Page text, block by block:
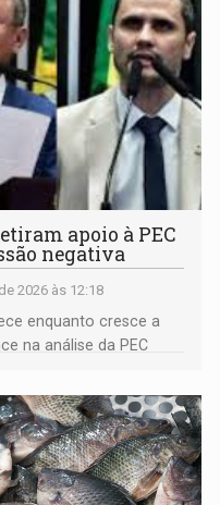
apoio à PEC
negativa
2026 às 12:18
enquanto cresce a
na análise da PEC